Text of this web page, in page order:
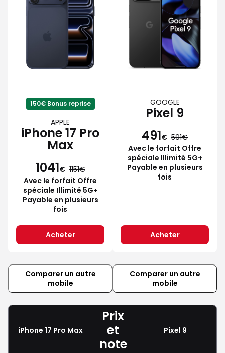
150€ Bonus reprise
APPLE
iPhone 17 Pro
Max
1041€ 1151
Avec le forfait Offre
spéciale Illimité 5G+
Payable en plusieurs
fois
Acheter
GOOGLE
Pixel 9
491€ 591
Avec le forfait Offre
spéciale Illimité 5G+
Payable en plusieurs
fois
Acheter
Comparer un autre
mobile
Comparer un autre
mobile
iPhone 17 Pro Max
Prix
et
note
Pixel 9